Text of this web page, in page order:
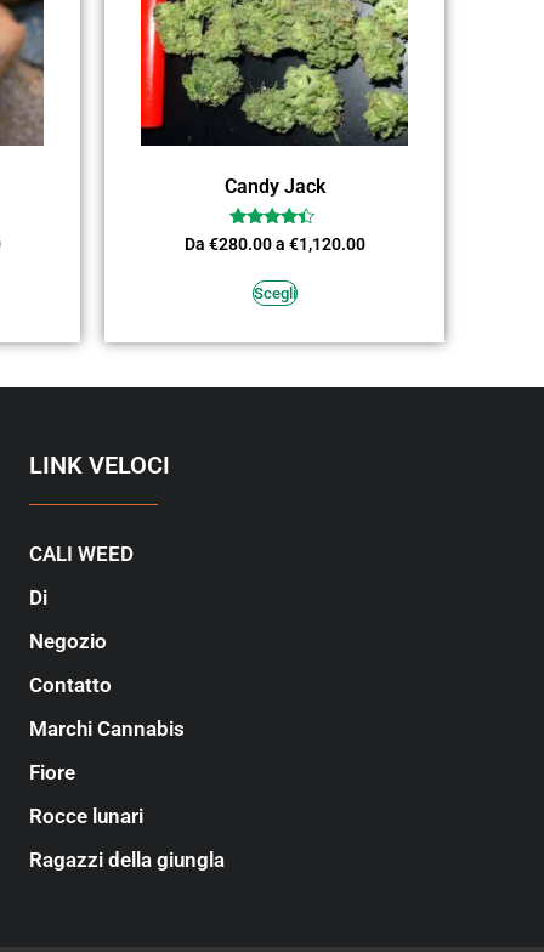
Candy Jack
Valutato
4.18
Da €280.00a €1,120.00
Scegli
LINK VELOCI
CALI WEED
Di
Negozio
Contatto
Marchi Cannabis
Fiore
Rocce lunari
Ragazzi della giungla